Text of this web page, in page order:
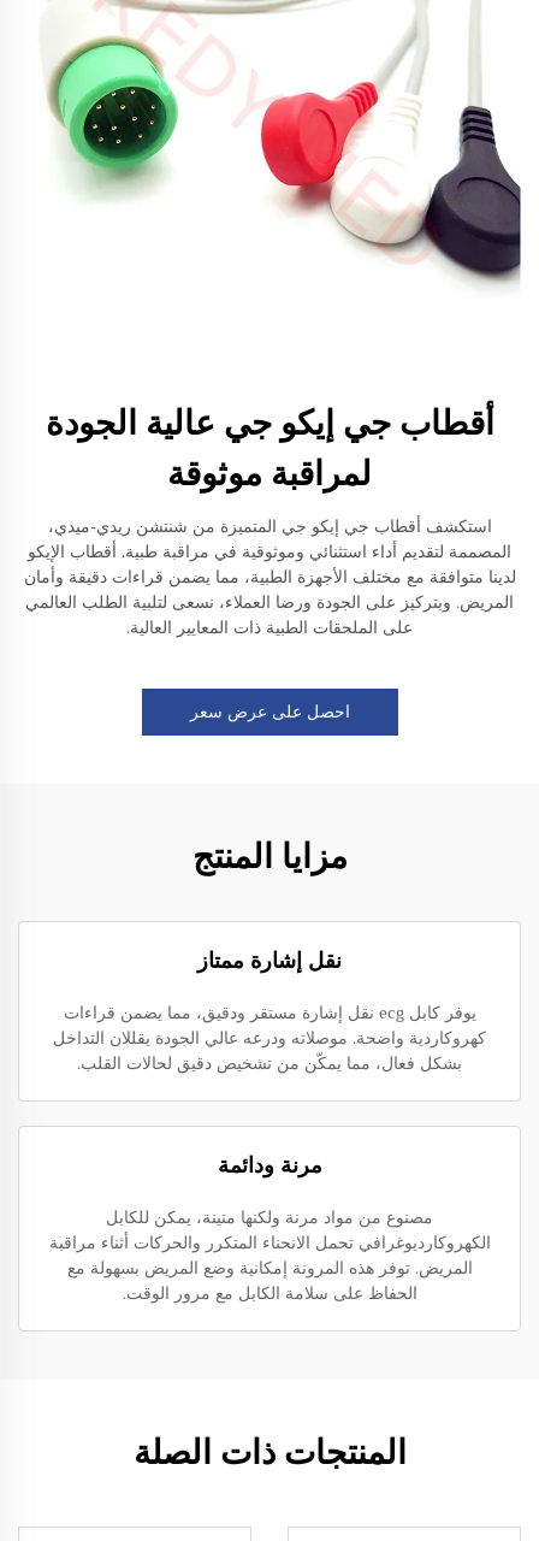
أقطاب جي إيكو جي عالية الجودة
لمراقبة موثوقة
استكشف أقطاب جي إيكو جي المتميزة من شنتشن ريدي-ميدي،
المصممة لتقديم أداء استثنائي وموثوقية في مراقبة طبية. أقطاب الإيكو
لدينا متوافقة مع مختلف الأجهزة الطبية، مما يضمن قراءات دقيقة وأمان
المريض. وبتركيز على الجودة ورضا العملاء، نسعى لتلبية الطلب العالمي
على الملحقات الطبية ذات المعايير العالية.
احصل على عرض سعر
مزايا المنتج
نقل إشارة ممتاز
يوفر كابل ecg نقل إشارة مستقر ودقيق، مما يضمن قراءات
كهروكاردية واضحة. موصلاته ودرعه عالي الجودة يقللان التداخل
بشكل فعال، مما يمكّن من تشخيص دقيق لحالات القلب.
مرنة ودائمة
مصنوع من مواد مرنة ولكنها متينة، يمكن للكابل
الكهروكارديوغرافي تحمل الانحناء المتكرر والحركات أثناء مراقبة
المريض. توفر هذه المرونة إمكانية وضع المريض بسهولة مع
الحفاظ على سلامة الكابل مع مرور الوقت.
المنتجات ذات الصلة